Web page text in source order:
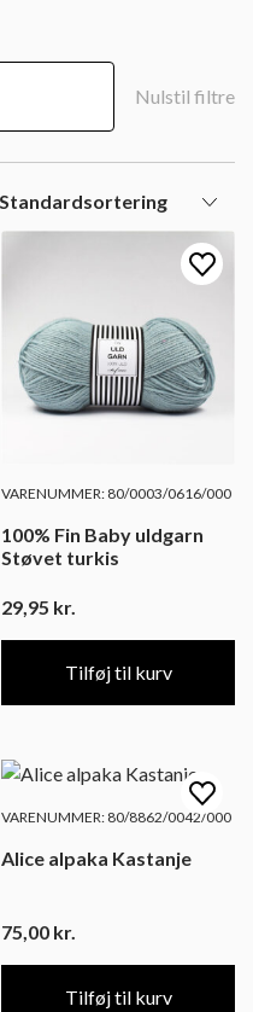
Nulstil filtre
VARENUMMER: 80/0003/0616/000
100% Fin Baby uldgarn
Støvet turkis
29,95 kr.
Tilføj til kurv
VARENUMMER: 80/8862/0042/000
Alice alpaka Kastanje
75,00 kr.
Tilføj til kurv